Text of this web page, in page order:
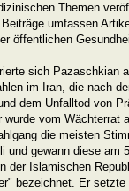
Themen
umfassen
öffentlichen
sich Pazaschkian
im Iran, die nach
dem Unfalltod von
wurde vom Wächterrat
die meisten
und gewann diese am
der Islamischen
bezeichnet. Er